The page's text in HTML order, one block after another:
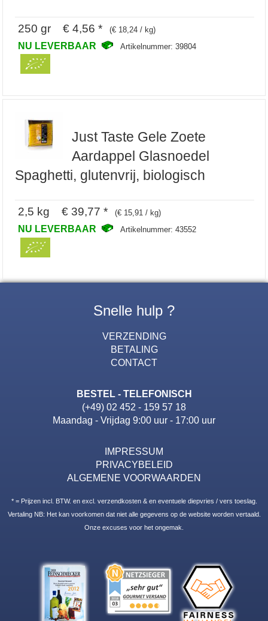
250 gr € 4,56 * (€ 18,24 / kg)
NU LEVERBAAR Artikelnummer: 39804
Just Taste Gele Zoete
Aardappel Glasnoedel
Spaghetti, glutenvrij, biologisch
2,5 kg € 39,77 * (€ 15,91 / kg)
NU LEVERBAAR Artikelnummer: 43552
Snelle hulp ?
VERZENDING
BETALING
CONTACT
BESTEL - TELEFONISCH
(+49) 02 452 - 159 57 18
Maandag - Vrijdag 9:00 uur - 17:00 uur
IMPRESSUM
PRIVACYBELEID
ALGEMENE VOORWAARDEN
* = Prijzen incl. BTW. en excl. verzendkosten & en eventuele diepvries / vers toeslag.
Vertaling NB: Het kan voorkomen dat niet alle gegevens op de website worden vertaald.
Onze excuses voor het ongemak.